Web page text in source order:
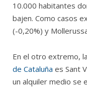
10.000 habitantes
bajen. Como casos
(-0,20%) y
En el otro extremo,
de Cataluña es Sant
un alquiler medio se